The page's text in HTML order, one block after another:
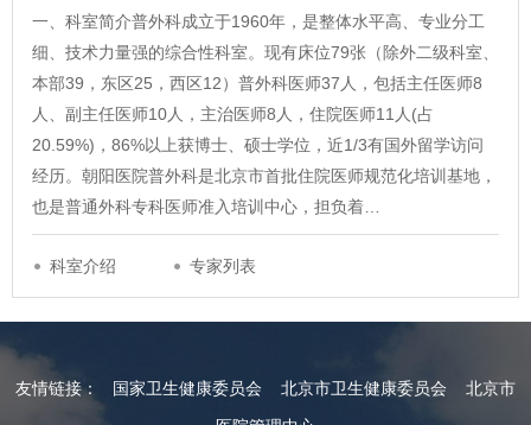
一、科室简介普外科成立于1960年，是整体水平高、专业分工
细、技术力量强的综合性科室。现有床位79张（除外二级科室、
本部39，东区25，西区12）普外科医师37人，包括主任医师8
人、副主任医师10人，主治医师8人，住院医师11人(占
20.59%)，86%以上获博士、硕士学位，近1/3有国外留学访问
经历。朝阳医院普外科是北京市首批住院医师规范化培训基地，
也是普通外科专科医师准入培训中心，担负着…
科室介绍 专家列表
友情链接： 国家卫生健康委员会 北京市卫生健康委员会
北京市